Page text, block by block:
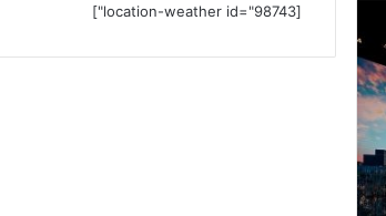
[location-weather id="98743"]